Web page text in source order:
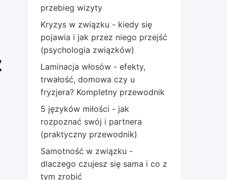
przebieg wizyty
Kryzys w związku - kiedy się
pojawia i jak przez niego przejść
(psychologia związków)
Laminacja włosów - efekty,
trwałość, domowa czy u
fryzjera? Kompletny przewodnik
5 języków miłości - jak
rozpoznać swój i partnera
(praktyczny przewodnik)
Samotność w związku -
dlaczego czujesz się sama i co z
tym zrobić